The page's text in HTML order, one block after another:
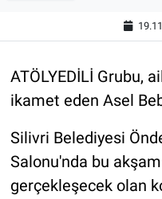
ATÖLYEDİLİ Grubu,
ikamet eden Asel
Silivri Belediyesi
Salonu'nda bu
gerçekleşecek olan